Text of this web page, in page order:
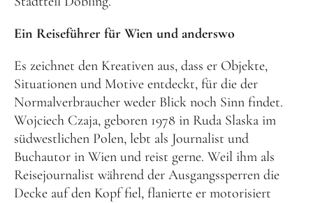
Ein Reiseführer für Wien und anderswo
Es zeichnet den Kreativen aus, dass er Objekte,
Situationen und Motive entdeckt, für die der
Normalverbraucher weder Blick noch Sinn findet.
Wojciech Czaja, geboren 1978 in Ruda Slaska im
südwestlichen Polen, lebt als Journalist und
Buchautor in Wien und reist gerne. Weil ihm als
Reisejournalist während der Ausgangssperren die
Decke auf den Kopf fiel, flanierte er motorisiert